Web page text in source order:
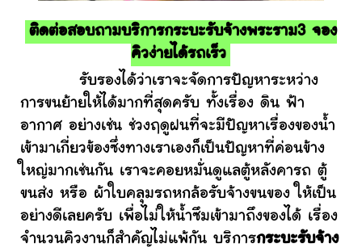
ติดต่อสอบถามบริการกระบะรับจ้างพระราม3 จอง
คิวง่ายได้รถเร็ว
รับรองได้ว่าเราจะจัดการปัญหาระหว่าง
การขนย้ายให้ได้มากที่สุดครับ ทั้งเรื่อง ดิน ฟ้า
อากาศ อย่างเช่น ช่วงฤดูฝนที่จะมีปัญหาเรื่องของน้ำ
เข้ามาเกี่ยวข้องซึ่งทางเราเองก็เป็นปัญหาที่ค่อนข้าง
ใหญ่มากเช่นกัน เราจะคอยหมั่นดูแลตู้หลังคารถ ตู้
ขนส่ง หรือ ผ้าใบคลุมรถหกล้อรับจ้างขนของ ให้เป็น
อย่างดีเลยครับ เพื่อไม่ให้น้ำซึมเข้ามาถึงของได้ เรื่อง
จำนวนคิวงานก็สำคัญไม่แพ้กัน บริการกระบะรับจ้าง